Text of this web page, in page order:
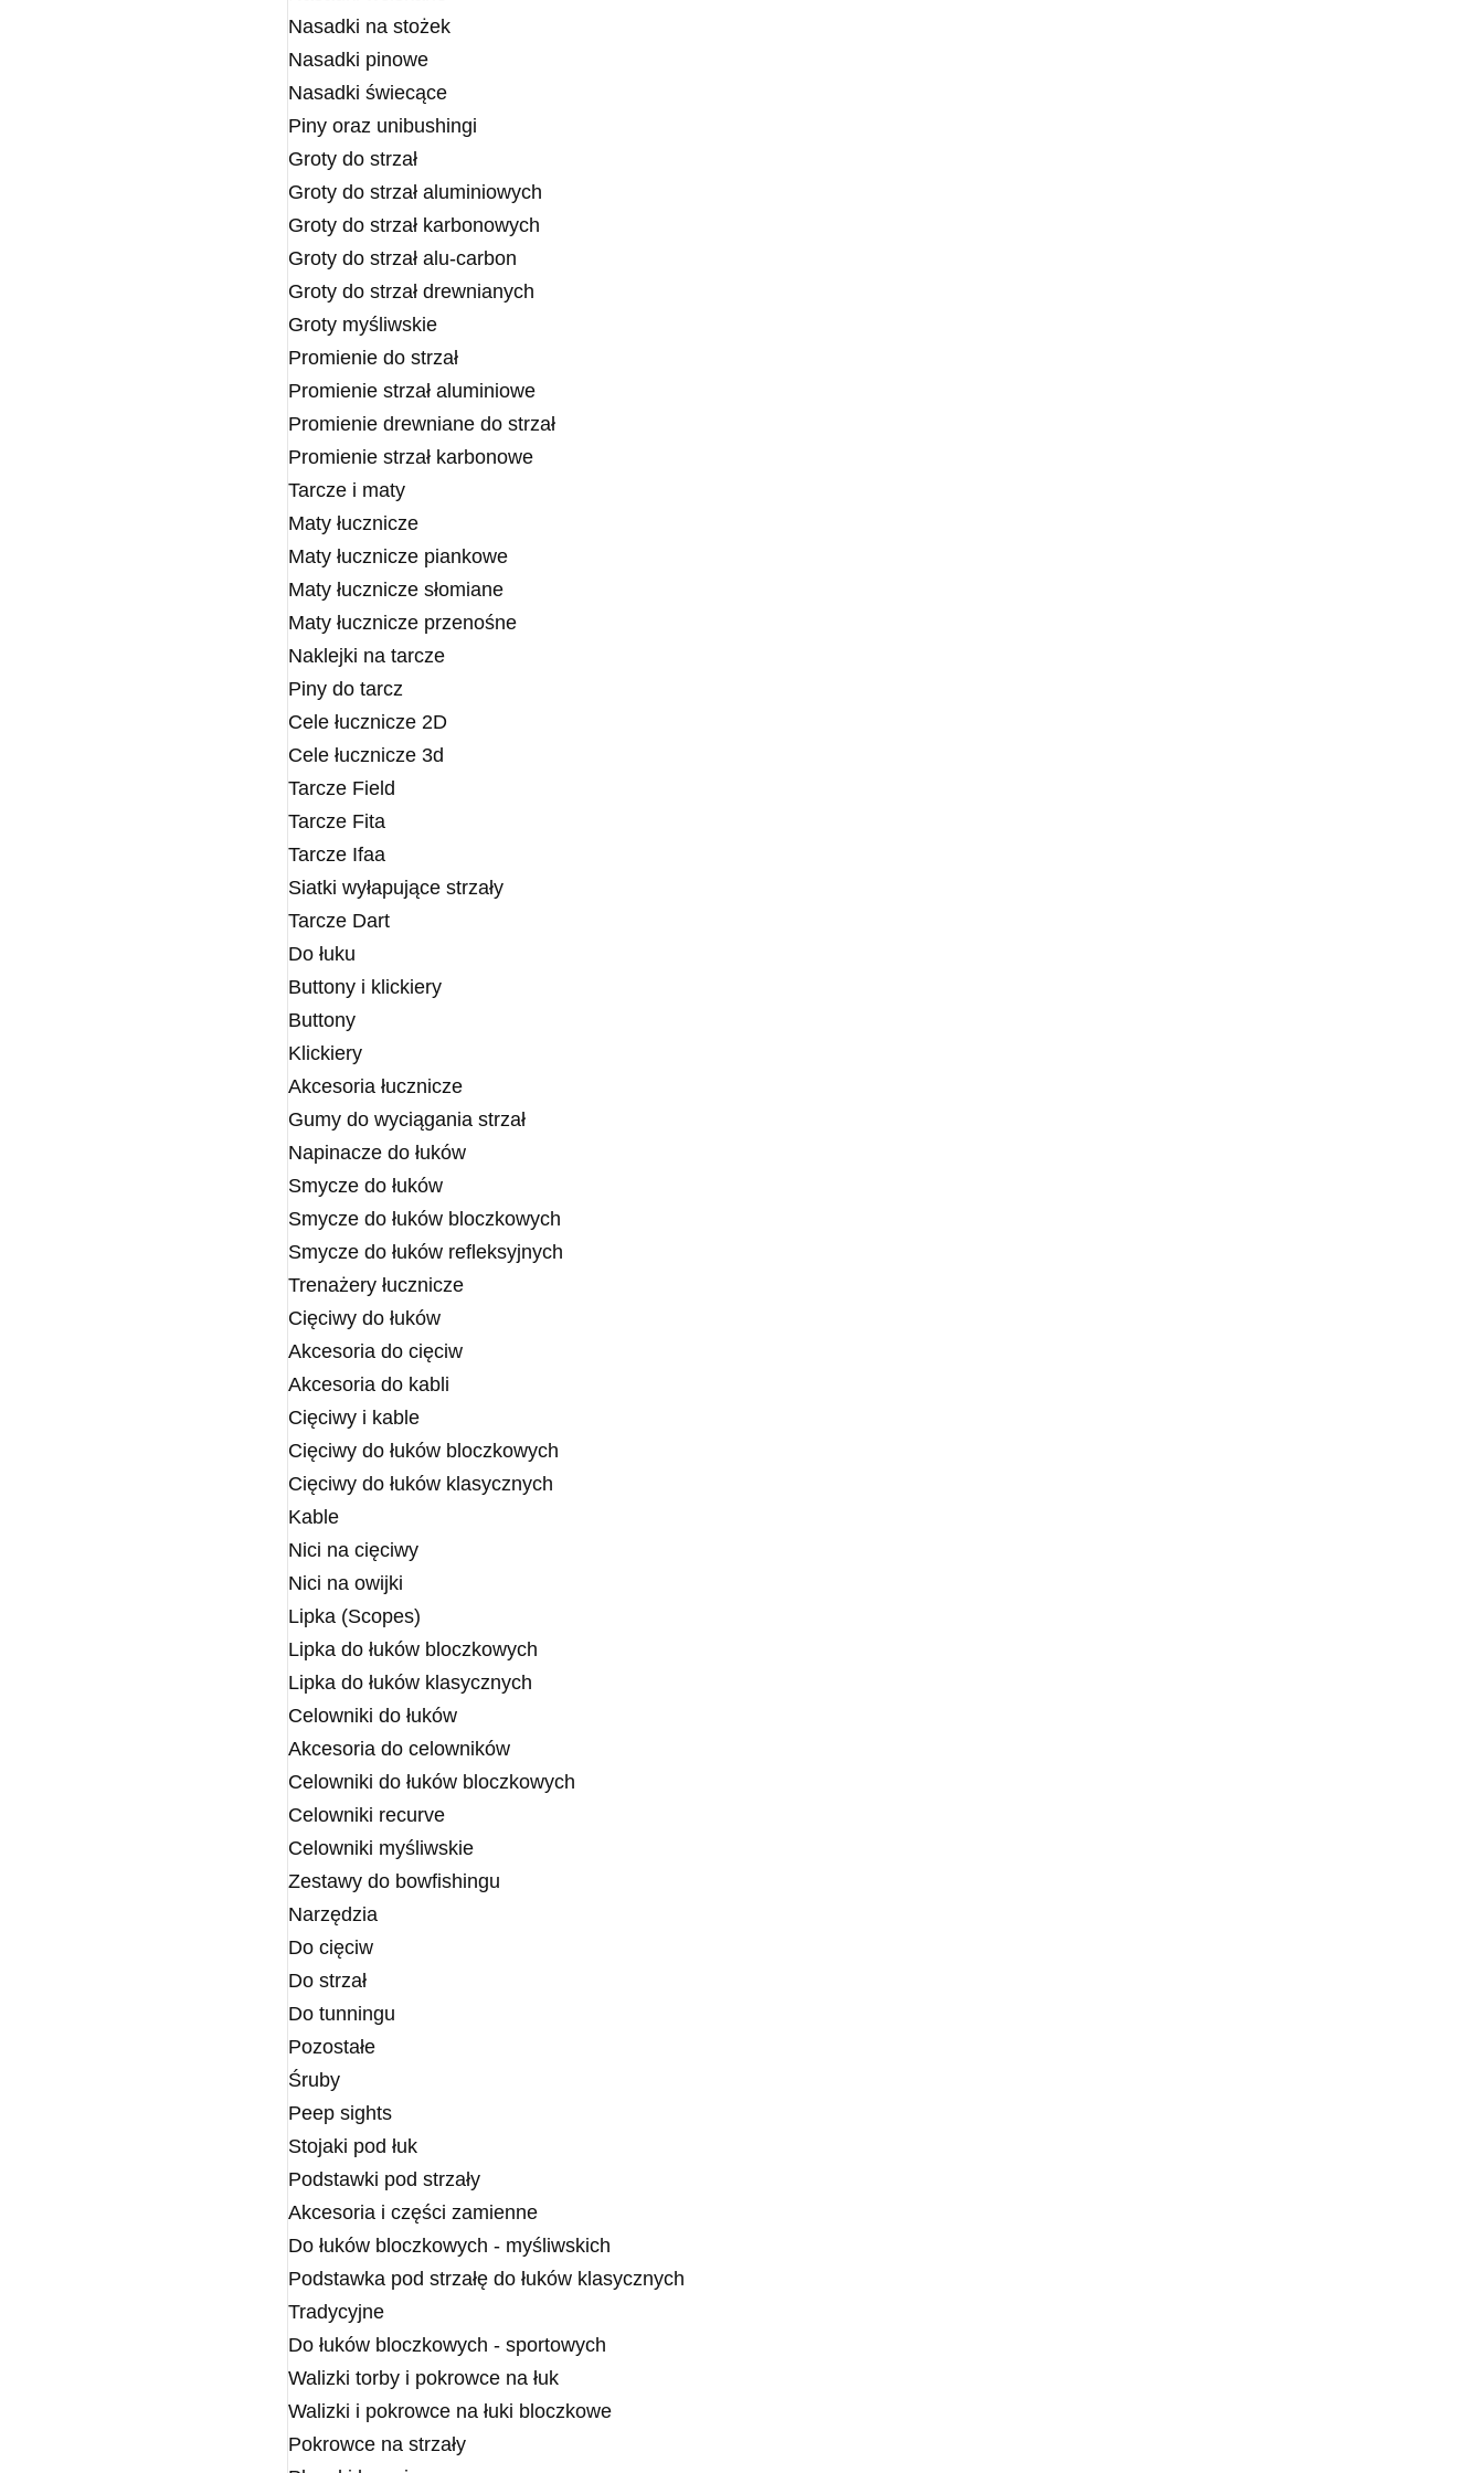
Nasadki na stożek
Nasadki pinowe
Nasadki świecące
Piny oraz unibushingi
Groty do strzał
Groty do strzał aluminiowych
Groty do strzał karbonowych
Groty do strzał alu-carbon
Groty do strzał drewnianych
Groty myśliwskie
Promienie do strzał
Promienie strzał aluminiowe
Promienie drewniane do strzał
Promienie strzał karbonowe
Tarcze i maty
Maty łucznicze
Maty łucznicze piankowe
Maty łucznicze słomiane
Maty łucznicze przenośne
Naklejki na tarcze
Piny do tarcz
Cele łucznicze 2D
Cele łucznicze 3d
Tarcze Field
Tarcze Fita
Tarcze Ifaa
Siatki wyłapujące strzały
Tarcze Dart
Do łuku
Buttony i klickiery
Buttony
Klickiery
Akcesoria łucznicze
Gumy do wyciągania strzał
Napinacze do łuków
Smycze do łuków
Smycze do łuków bloczkowych
Smycze do łuków refleksyjnych
Trenażery łucznicze
Cięciwy do łuków
Akcesoria do cięciw
Akcesoria do kabli
Cięciwy i kable
Cięciwy do łuków bloczkowych
Cięciwy do łuków klasycznych
Kable
Nici na cięciwy
Nici na owijki
Lipka (Scopes)
Lipka do łuków bloczkowych
Lipka do łuków klasycznych
Celowniki do łuków
Akcesoria do celowników
Celowniki do łuków bloczkowych
Celowniki recurve
Celowniki myśliwskie
Zestawy do bowfishingu
Narzędzia
Do cięciw
Do strzał
Do tunningu
Pozostałe
Śruby
Peep sights
Stojaki pod łuk
Podstawki pod strzały
Akcesoria i części zamienne
Do łuków bloczkowych - myśliwskich
Podstawka pod strzałę do łuków klasycznych
Tradycyjne
Do łuków bloczkowych - sportowych
Walizki torby i pokrowce na łuk
Walizki i pokrowce na łuki bloczkowe
Pokrowce na strzały